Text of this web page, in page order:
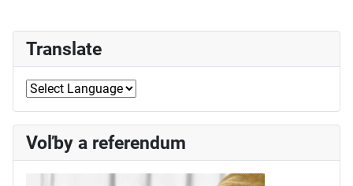
Translate
Voľby a referendum